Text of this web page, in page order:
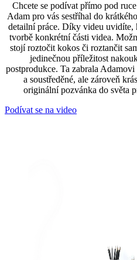
Chcete se podívat přímo pod
Adam pro vás sestříhal do
detailní práce. Díky videu
tvorbě konkrétní části videa.
stojí roztočit kokos či roztančit
jedinečnou příležitost
postprodukce. Ta zabrala
a soustředěné, ale zároveň
originální pozvánka do světa
Podívat se na video